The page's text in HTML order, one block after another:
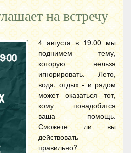
на встречу
4 августа в 19.00 мы
поднимем тему,
которую нельзя
игнорировать. Лето,
вода, отдых - и рядом
может оказаться тот,
кому понадобится
ваша помощь.
Сможете ли вы
действовать
правильно?